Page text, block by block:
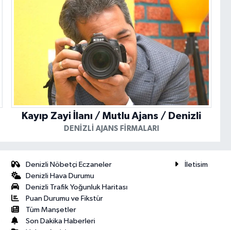
Kayıp Zayi İlanı / Mutlu Ajans / Denizli
DENIZLI AJANS FIRMALARI
Denizli Nöbetçi Eczaneler
Denizli Hava Durumu
Denizli Trafik Yoğunluk Haritası
Puan Durumu ve Fikstür
Tüm Manşetler
Son Dakika Haberleri
İletisim